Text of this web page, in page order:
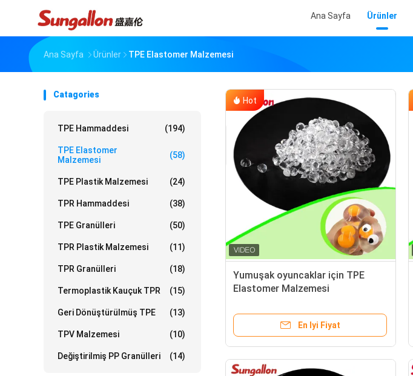
Ana Sayfa Ürünler
Ana Sayfa Ürünler TPE Elastomer Malzemesi
Catagories
TPE Hammaddesi (194)
TPE Elastomer
Malzemesi
(58)
TPE Plastik Malzemesi (24)
TPR Hammaddesi (38)
TPE Granülleri (50)
TPR Plastik Malzemesi (11)
TPR Granülleri (18)
Termoplastik Kauçuk TPR (15)
Geri Dönüştürülmüş TPE (13)
TPV Malzemesi (10)
Değiştirilmiş PP Granülleri (14)
Hot
Yumuşak oyuncaklar için TPE
Elastomer Malzemesi
En Iyi Fiyat